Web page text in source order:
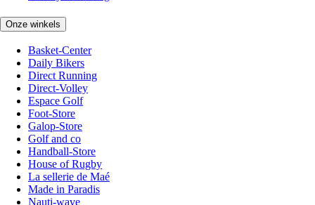
Onze winkels
Basket-Center
Daily Bikers
Direct Running
Direct-Volley
Espace Golf
Foot-Store
Galop-Store
Golf and co
Handball-Store
House of Rugby
La sellerie de Maé
Made in Paradis
Nauti-wave